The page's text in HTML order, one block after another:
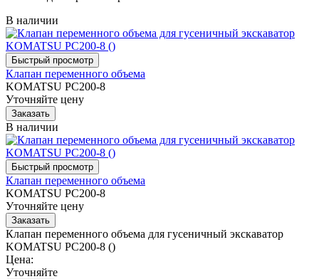
В наличии
Клапан переменного объема
KOMATSU PC200-8
Уточняйте цену
В наличии
Клапан переменного объема
KOMATSU PC200-8
Уточняйте цену
Клапан переменного объема для гусеничный экскаватор
KOMATSU PC200-8 ()
Цена:
Уточняйте